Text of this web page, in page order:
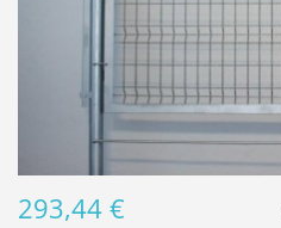
293,44 €